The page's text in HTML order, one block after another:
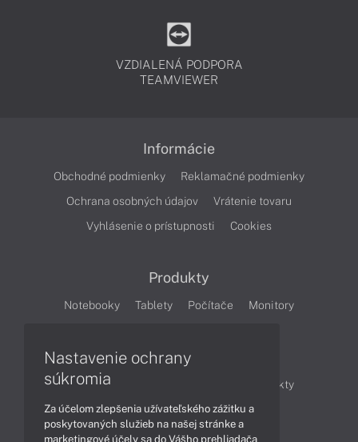
VZDIALENÁ PODPORA
TEAMVIEWER
Informácie
Obchodné podmienky
Reklamačné podmienky
Ochrana osobných údajov
Vrátenie tovaru
Vyhlásenie o prístupnosti
Cookies
Produkty
Notebooky Tablety Počítače Monitory
Články
Obchodné informácie
Produkty
Technológie
Videá
Nastavenie ochrany
súkromia
Za účelom zlepšenia užívateľského zážitku a
poskytovaných služieb na našej stránke a
marketingové účely sa do Vášho prehliadača